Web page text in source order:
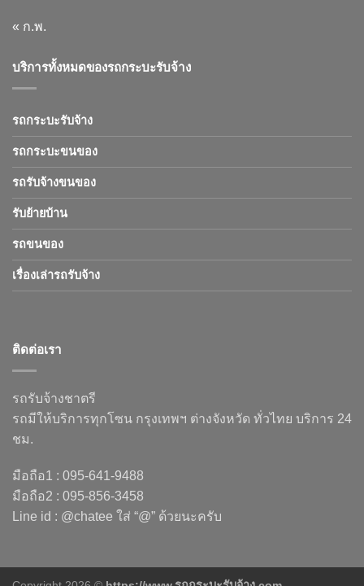
« ก.พ.
บริการทั้งหมดของรถกระบะรับจ้าง
รถกระบะรับจ้าง
รถกระบะขนของ
รถรับจ้างขนของ
รับย้ายบ้าน
รถขนของ
เรื่องเล่ารถรับจ้าง
ติดต่อเรา
รถรับจ้างชาตรี
รถมีให้บริการทุกโซน กรุงเทพฯ ต่างจังหวัด ทั่วไทย บริการ 24
ชม.
มือถือ1 : 095-641-9488
มือถือ2 : 095-856-3458
Line id : @chatee ใส่ “@” ด้วยนะครับ